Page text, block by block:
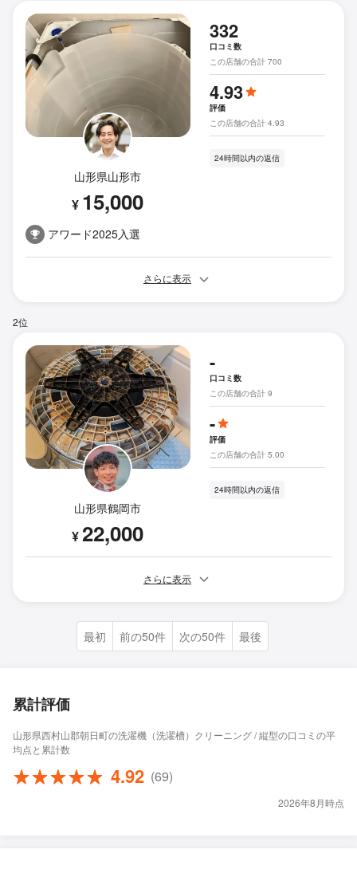
山形県山形市
¥ 15,000
アワード2025入選
332
口コミ数
この店舗の合計 700
4.93
評価
この店舗の合計 4.93
24時間以内の返信
さらに表示
2位
山形県鶴岡市
¥22,000
-
口コミ数
この店舗の合計 9
-
評価
この店舗の合計 5.00
24時間以内の返信
さらに表示
最初 前の50件 次の50件 最後
累計評価
山形県西村山郡朝日町の洗濯機（洗濯槽）クリーニング / 縦型の口コミの平
均点と累計数
4.92 (69)
2026年8月時点